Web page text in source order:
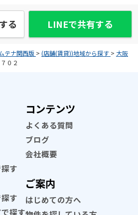
る LINEで共有する
テナ関西版 > (店舗(賃貸))地域から探す > 大阪
７０２
す
す
探す
コンテンツ
よくある質問
ブログ
会社概要
ご案内
はじめての方へ